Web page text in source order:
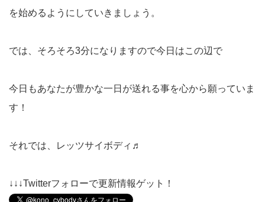
を始めるようにしていきましょう。
では、そろそろ3分になりますので今日はこの辺で
今日もあなたが豊かな一日が送れる事を心から願っていま
す！
それでは、レッツサイボディ♬
↓↓↓Twitterフォローで更新情報ゲット！